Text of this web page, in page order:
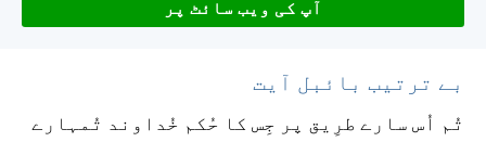
آپ کی ویب سائٹ پر
بے ترتیب بائبل آیت
تُم اُس سارے طرِیق پر جِس کا حُکم خُداوند تُمہارے